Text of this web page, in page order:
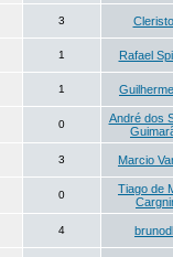
3
1 Rafael
1
0
André dos
3 Marcio
0
Tiago de
4